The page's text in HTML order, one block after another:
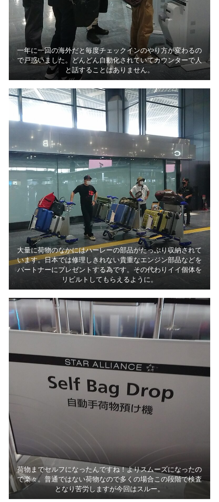
一年に一回の海外だと毎度チェックインのやり方が変わるの
で戸惑いました。どんどん自動化されていてカウンターで人
と話することはありません。
大量に荷物のなかにはハーレーの部品がたっぷり収納されて
います。日本では修理しきれない貴重なエンジン部品などを
パートナーにプレゼントする為です。その代わりイイ個体を
リビルトしてもらえるように。
荷物までセルフになったんですね！よりスムーズになったの
で楽々。普通ではない荷物なので多くの場合この段階で検査
となり苦労しますが今回はスルー。